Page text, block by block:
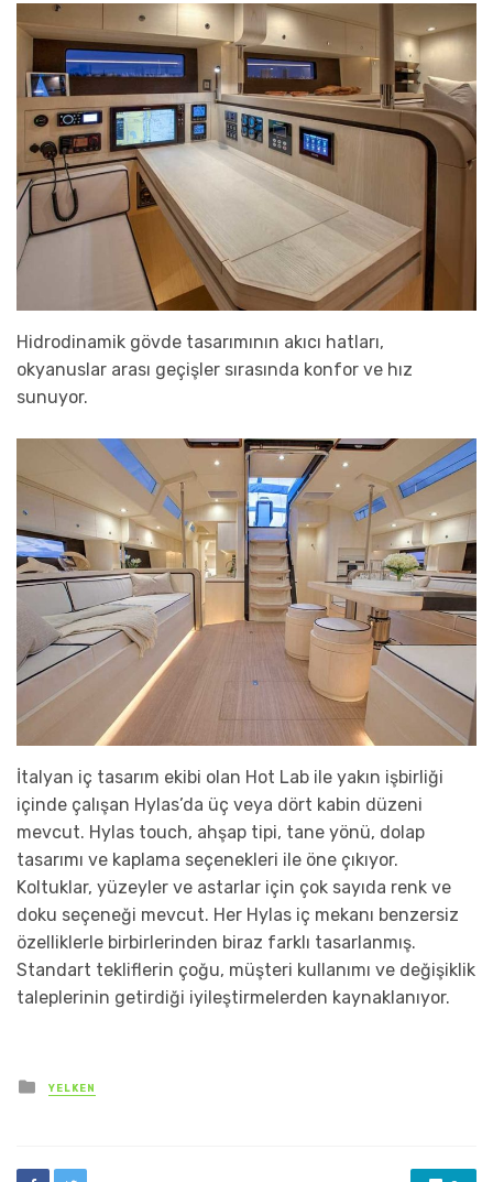
Hidrodinamik gövde tasarımının akıcı hatları,
okyanuslar arası geçişler sırasında konfor ve hız
sunuyor.
İtalyan iç tasarım ekibi olan Hot Lab ile yakın işbirliği
içinde çalışan Hylas’da üç veya dört kabin düzeni
mevcut. Hylas touch, ahşap tipi, tane yönü, dolap
tasarımı ve kaplama seçenekleri ile öne çıkıyor.
Koltuklar, yüzeyler ve astarlar için çok sayıda renk ve
doku seçeneği mevcut. Her Hylas iç mekanı benzersiz
özelliklerle birbirlerinden biraz farklı tasarlanmış.
Standart tekliflerin çoğu, müşteri kullanımı ve değişiklik
taleplerinin getirdiği iyileştirmelerden kaynaklanıyor.
Posted
in
YELKEN